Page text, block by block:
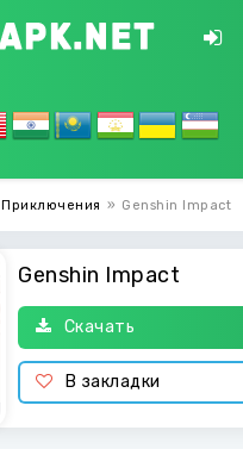
Приключения » Genshin Impact
Genshin Impact
Скачать
В закладки